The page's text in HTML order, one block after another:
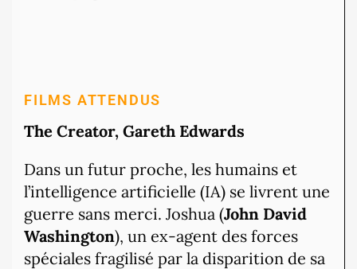
FILMS ATTENDUS
The Creator, Gareth Edwards
Dans un futur proche, les humains et
l’intelligence artificielle (IA) se livrent une
guerre sans merci. Joshua (John David
Washington), un ex-agent des forces
spéciales fragilisé par la disparition de sa